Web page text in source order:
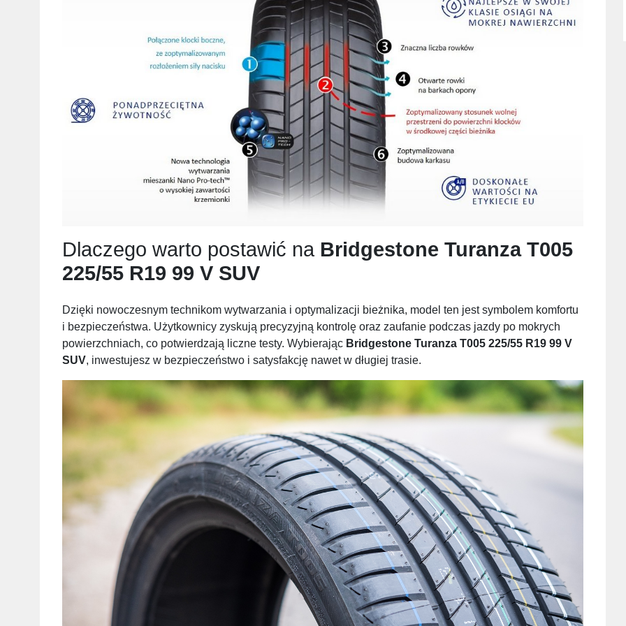
Dlaczego warto postawić na Bridgestone Turanza T005
225/55 R19 99 V SUV
Dzięki nowoczesnym technikom wytwarzania i optymalizacji bieżnika, model ten jest symbolem komfortu
i bezpieczeństwa. Użytkownicy zyskują precyzyjną kontrolę oraz zaufanie podczas jazdy po mokrych
powierzchniach, co potwierdzają liczne testy. Wybierając Bridgestone Turanza T005 225/55 R19 99 V
SUV, inwestujesz w bezpieczeństwo i satysfakcję nawet w długiej trasie.